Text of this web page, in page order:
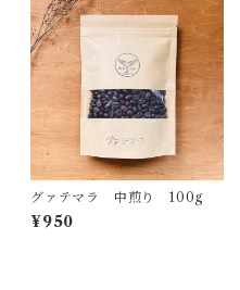
グァテマラ 中煎り 100g
¥950